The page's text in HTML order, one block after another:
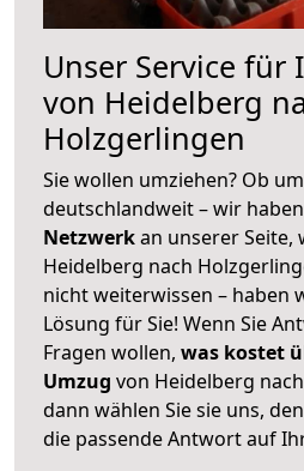
Unser Service für
von Heidelberg
Holzgerlingen
Sie wollen umziehen? Ob
deutschlandweit – wir
Netzwerkan unserer Seite,
Heidelberg nach
nicht weiterwissen – haben
Lösung für Sie! Wenn Sie
Fragen wollen, was kostet
Umzug von Heidelberg
dann wählen Sie sie uns,
die passende Antwort auf